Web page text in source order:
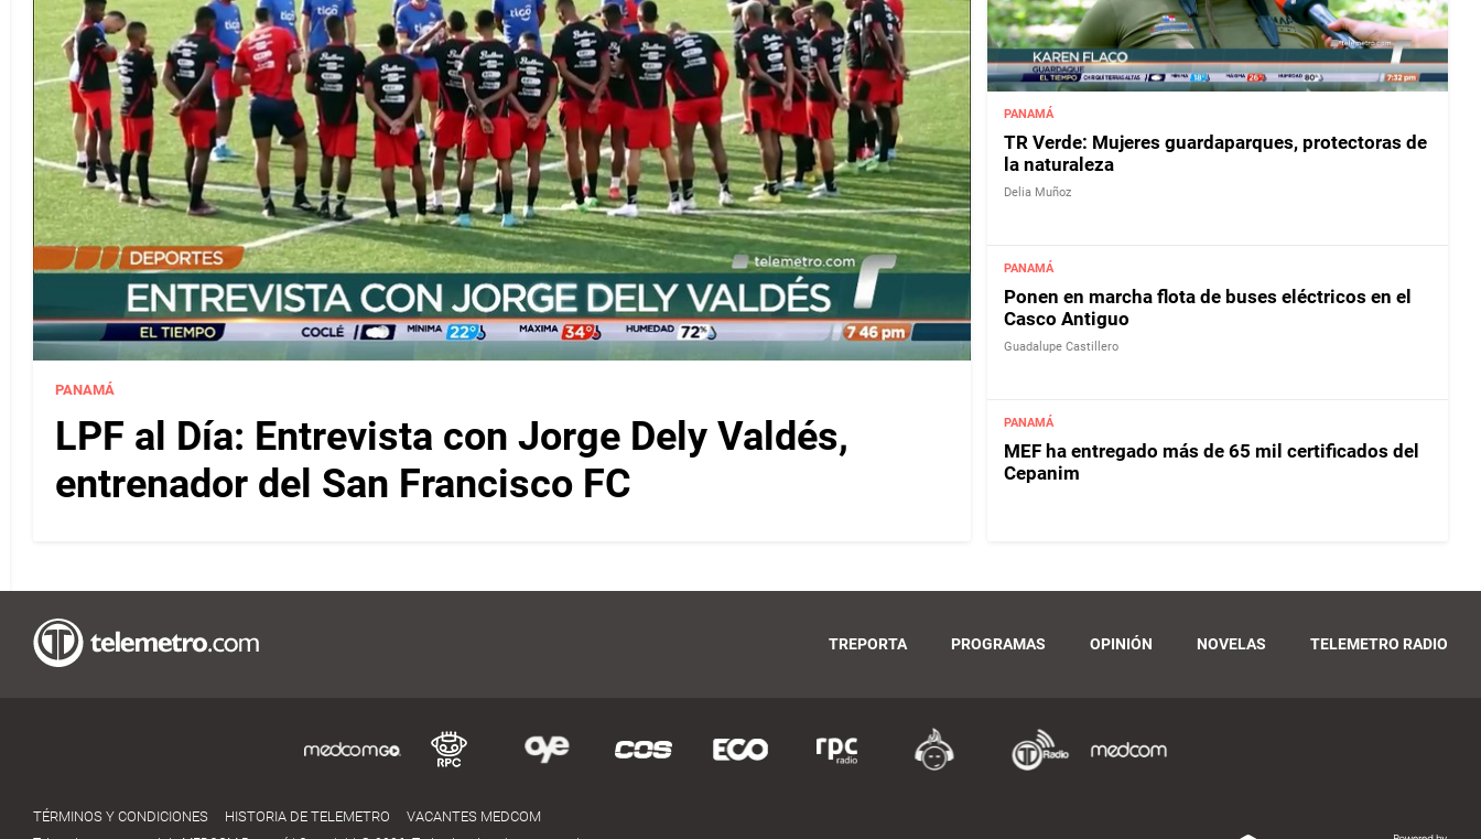
PANAMÁ
LPF al Día: Entrevista con Jorge Dely Valdés,
entrenador del San Francisco FC
PANAMÁ
TR Verde: Mujeres guardaparques, protectoras de
la naturaleza
Delia Muñoz
PANAMÁ
Ponen en marcha flota de buses eléctricos en el
Casco Antiguo
Guadalupe Castillero
PANAMÁ
MEF ha entregado más de 65 mil certificados del
Cepanim
TREPORTA PROGRAMAS OPINIÓN NOVELAS TELEMETRO RADIO
TÉRMINOS Y CONDICIONES HISTORIA DE TELEMETRO VACANTES MEDCOM